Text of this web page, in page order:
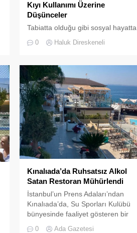
Kıyı Kullanımı Üzerine
Düşünceler
Tabiatta olduğu gibi sosyal hayatta
da boşluklar uzun süre karşılıksız
kalmaz; boşaltılan her alan, kısa
doldurulmaya adaydır.
0 Haluk Direskeneli
Kınalıada’da Ruhsatsız Alkol
Satan Restoran Mühürlendi
İstanbul’un Prens Adaları’ndan
Kınalıada’da, Su Sporları Kulübü
bünyesinde faaliyet gösteren bir
0 Ada Gazetesi